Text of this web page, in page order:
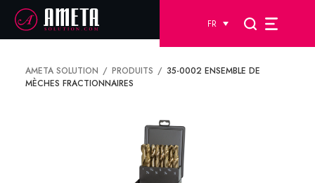
FR
AMETA SOLUTION PRODUITS
35-0002 ENSEMBLE DE
MÈCHES FRACTIONNAIRES